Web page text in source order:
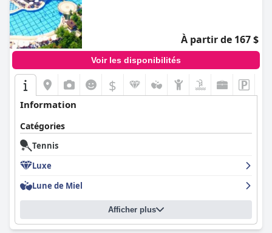
À partir de 167 $
Voir les disponibilités
$
Information
Catégories
Tennis
Luxe
Lune de Miel
Afficher plus